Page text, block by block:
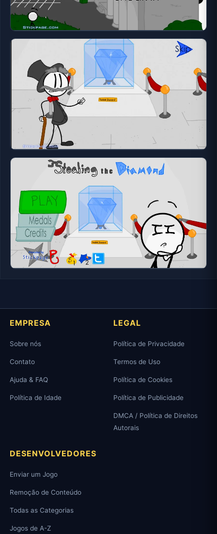
EMPRESA
Sobre nós
Contato
Ajuda & FAQ
Política de Idade
LEGAL
Política de Privacidade
Termos de Uso
Política de Cookies
Política de Publicidade
DMCA / Política de Direitos
Autorais
DESENVOLVEDORES
Enviar um Jogo
Remoção de Conteúdo
Todas as Categorias
Jogos de A-Z